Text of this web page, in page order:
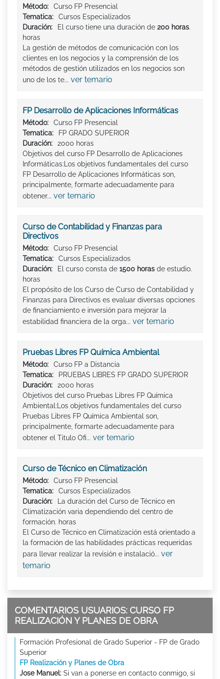
Método:
Curso FP Presencial
Tematica:
Cursos Especializados
Duración:
El curso tiene una duración de 200 horas.
horas
La gestión de métodos de comunicación con los
clientes en los negocios y la comprensión de los
métodos de gestión utilizados en los negocios son
uno de los te... ver temario
FP Desarrollo de Aplicaciones Informáticas
Método:
Curso FP Presencial
Tematica:
FP GRADO SUPERIOR
Duración:
2000 horas
Objetivos del curso FP Desarrollo de Aplicaciones
Informáticas:Los objetivos fundamentales del curso
FP Desarrollo de Aplicaciones Informáticas son,
principalmente, formarte adecuadamente para
obtener... ver temario
Curso de Contabilidad y Finanzas para
Directivos
Método:
Curso FP Presencial
Tematica:
Cursos Especializados
Duración:
El curso consta de 1500 horas de estudio.
horas
El propósito de los Curso de Curso de Contabilidad y
Finanzas para Directivos es evaluar diversas opciones
de financiamiento e inversión para mejorar la
estabilidad financiera de la orga... ver temario
Pruebas Libres FP Química Ambiental
Método:
Curso FP a Distancia
Tematica:
PRUEBAS LIBRES FP GRADO SUPERIOR
Duración:
2000 horas
Objetivos del curso Pruebas Libres FP Química
Ambiental:Los objetivos fundamentales del curso
Pruebas Libres FP Química Ambiental son,
principalmente, formarte adecuadamente para
obtener el Titulo Ofi... ver temario
Curso de Técnico en Climatización
Método:
Curso FP Presencial
Tematica:
Cursos Especializados
Duración:
La duración del Curso de Técnico en
Climatización varia dependiendo del centro de
formación. horas
El Curso de Técnico en Climatización está orientado a
la formación de las habilidades prácticas requeridas
para llevar realizar la revisión e instalació... ver
temario
COMENTARIOS USUARIOS: CURSO FP
REALIZACIÓN Y PLANES DE OBRA
Formación Profesional de Grado Superior - FP de Grado
Superior
FP Realización y Planes de Obra
Jose Manuel: Si van a ponerse en contacto conmigo, si